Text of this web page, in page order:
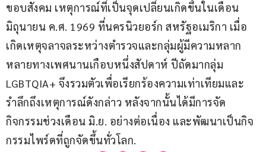
ขอบสังคม เหตุการณ์ที่เป็นจุดเปลี่ยนเกิดขึ้นในเดือน
มิถุนายน ค.ศ. 1969 ที่นครนิวยอร์ก สหรัฐอเมริกา เมื่อ
เกิดเหตุจลาจลระหว่างตำรวจและกลุ่มผู้มีความหลาก
หลายทางเพศนานเกือบหนึ่งสัปดาห์ ปีถัดมากลุ่ม
LGBTQIA+ จึงรวมตัวเพื่อเรียกร้องความเท่าเทียมและ
รำลึกถึงเหตุการณ์ดังกล่าว หลังจากนั้นได้มีการจัด
กิจกรรมช่วงเดือน มิ.ย. อย่างต่อเนื่อง และพัฒนาเป็นกิจ
กรรมไพร์ดที่ถูกจัดขึ้นทั่วโลก.